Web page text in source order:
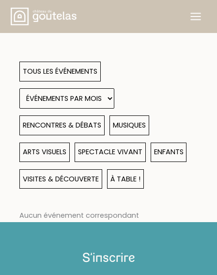
Aller
contenu
TOUS LES ÉVÉNEMENTS
RENCONTRES & DÉBATS MUSIQUES
ARTS VISUELS SPECTACLE VIVANT ENFANTS
VISITES & DÉCOUVERTE À TABLE !
Aucun événement correspondant
S'inscrire